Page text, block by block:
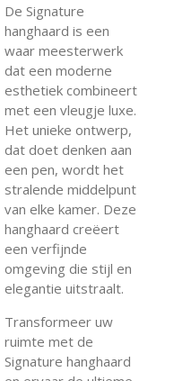
De Signature
hanghaard is een
waar meesterwerk
dat een moderne
esthetiek combineert
met een vleugje luxe.
Het unieke ontwerp,
dat doet denken aan
een pen, wordt het
stralende middelpunt
van elke kamer. Deze
hanghaard creëert
een verfijnde
omgeving die stijl en
elegantie uitstraalt.
Transformeer uw
ruimte met de
Signature hanghaard